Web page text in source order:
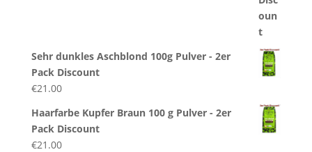
Sehr dunkles Aschblond 100g Pulver - 2er
Pack Discount
€21.00
Haarfarbe Kupfer Braun 100 g Pulver - 2er
Pack Discount
€21.00